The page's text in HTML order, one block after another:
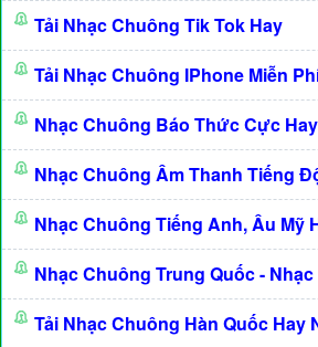
Tải Nhạc Chuông Tik Tok Hay
Tải Nhạc Chuông IPhone Miễn
Nhạc Chuông Báo Thức Cực Hay
Nhạc Chuông Âm Thanh Tiếng
Nhạc Chuông Tiếng Anh, Âu Mỹ
Nhạc Chuông Trung Quốc - Nhạc
Tải Nhạc Chuông Hàn Quốc Hay